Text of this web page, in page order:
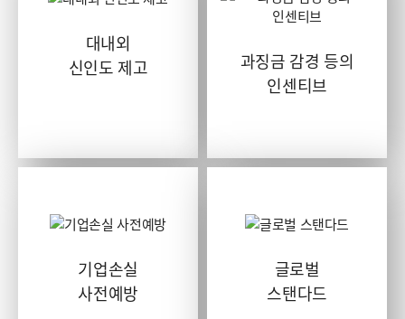
대내외
신인도 제고
과징금 감경 등의
인센티브
기업손실
사전예방
글로벌
스탠다드